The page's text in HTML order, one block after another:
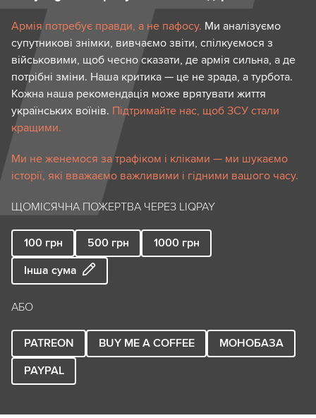
Армія потребує правди, а не пафосу. Ми аналізуємо
супутникові знімки, вивчаємо звіти, спілкуємося з
військовими, щоб чесно сказати, де армія сильна, а де
потрібні зміни. Наша критика — це не зрада, а турбота.
Кожна наша рекомендація може врятувати життя
українських воїнів. Підтримайте нас, щоб ЗСУ стали
кращими.
Ми не женемося за трафіком і кліками — ми шукаємо
історії, які вважаємо важливими і гідними вашого часу.
ЩОМІСЯЧНА ПОЖЕРТВА ЧЕРЕЗ LIQPAY
100 грн 500 грн 1000 грн
Інша сума
АБО
PATREON BUY ME A COFFEE
МОНОБАЗА
PAYPAL